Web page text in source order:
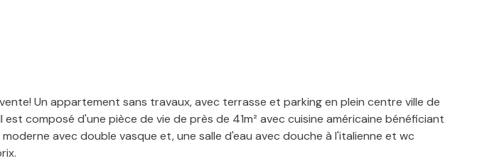
Un appartement sans travaux, avec terrasse et parking en plein centre ville de
composé d'une pièce de vie de près de 41m² avec cuisine américaine bénéficiant
avec double vasque et, une salle d'eau avec douche à l'italienne et wc